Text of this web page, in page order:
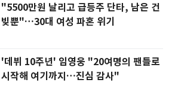
"5500만원 날리고 급등주 단타, 남은 건
빚뿐"…30대 여성 파혼 위기
'데뷔 10주년' 임영웅 "20여명의 팬들로
시작해 여기까지…진심 감사"